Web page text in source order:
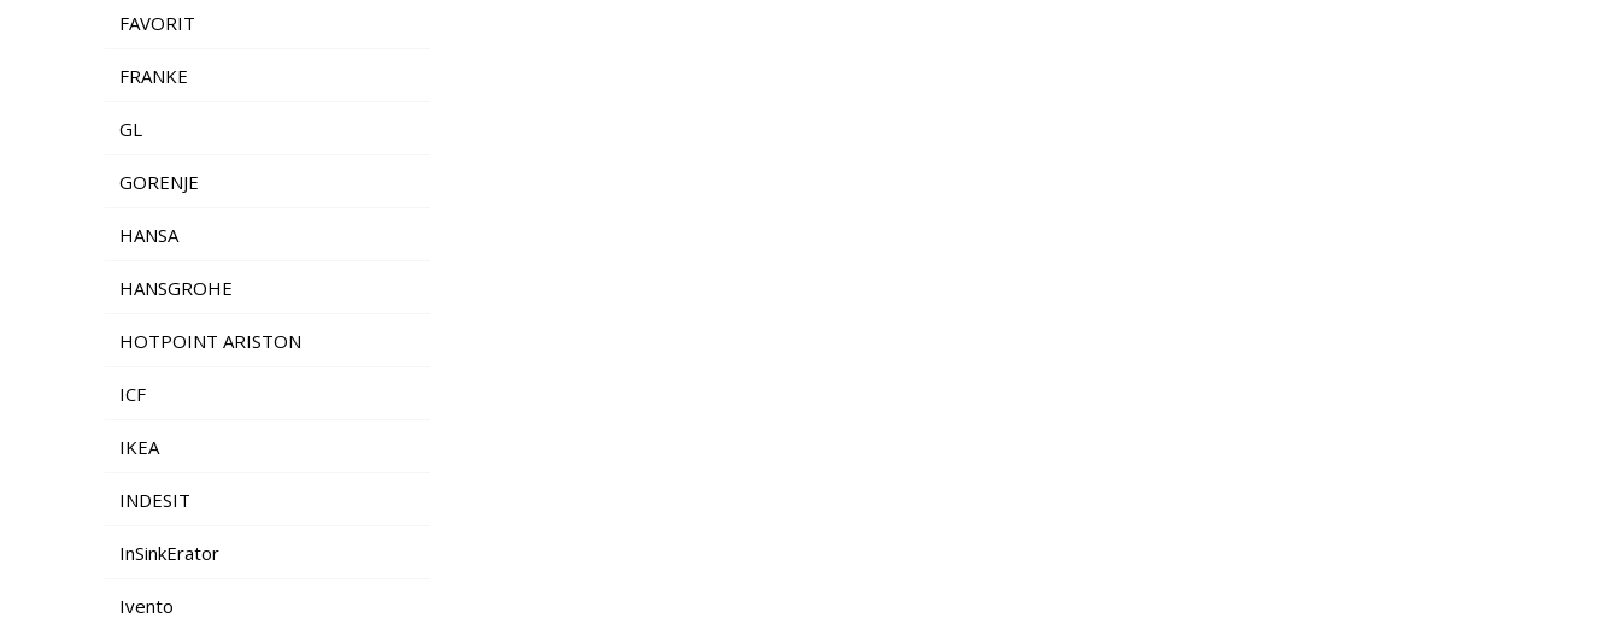
FAVORIT
FRANKE
GL
GORENJE
HANSA
HANSGROHE
HOTPOINT ARISTON
ICF
IKEA
INDESIT
InSinkErator
Ivento